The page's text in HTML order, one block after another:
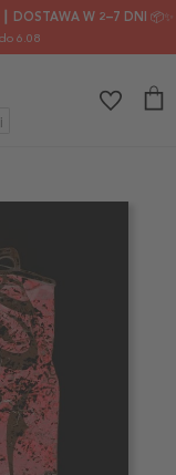
DOSTAWA W 2–7 DNI 📦✨
6.08